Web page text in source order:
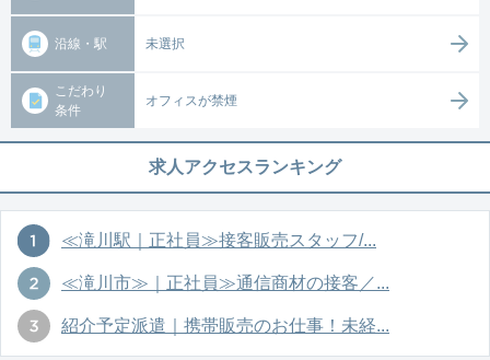
沿線・駅 未選択
こだわり
条件
オフィスが禁煙
求人アクセスランキング
≪滝川駅｜正社員≫接客販売スタッフ/...
≪滝川市≫｜正社員≫通信商材の接客／...
紹介予定派遣｜携帯販売のお仕事！未経...